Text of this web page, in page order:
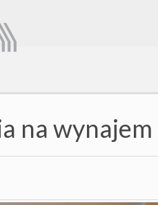
na wynajem